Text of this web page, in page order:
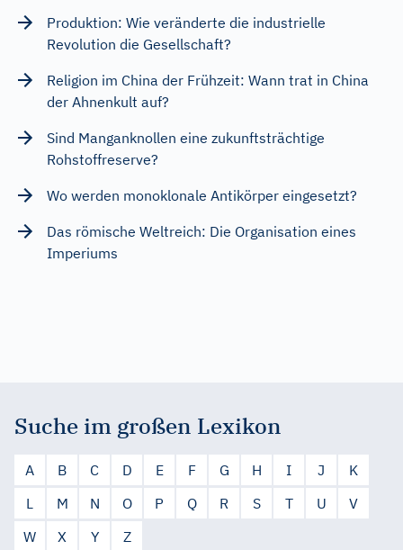
Produktion: Wie veränderte die industrielle
Revolution die Gesellschaft?
Religion im China der Frühzeit: Wann trat in China
der Ahnenkult auf?
Sind Manganknollen eine zukunftsträchtige
Rohstoffreserve?
Wo werden monoklonale Antikörper eingesetzt?
Das römische Weltreich: Die Organisation eines
Imperiums
Suche im großen Lexikon
A B C D E F G H I J
K
L
M N O P Q R S T U
V
W
X Y Z